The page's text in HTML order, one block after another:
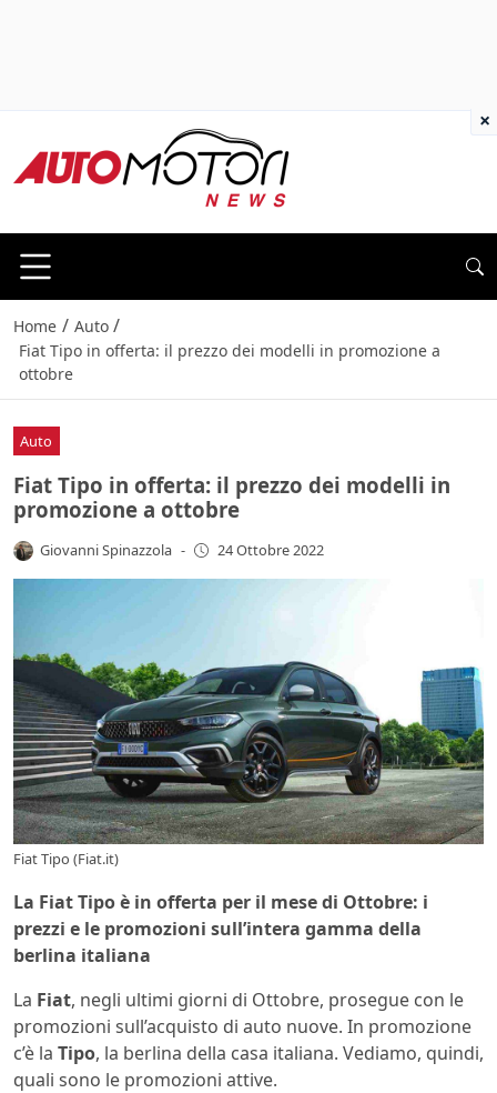
Home / Auto /
Fiat Tipo in offerta: il prezzo dei modelli in promozione a
ottobre
Auto
Fiat Tipo in offerta: il prezzo dei modelli in
promozione a ottobre
Giovanni Spinazzola - 24 Ottobre 2022
Fiat Tipo (Fiat.it)
La Fiat Tipo è in offerta per il mese di Ottobre: i
prezzi e le promozioni sull’intera gamma della
berlina italiana
La Fiat, negli ultimi giorni di Ottobre, prosegue con le
promozioni sull’acquisto di auto nuove. In promozione
c’è la Tipo, la berlina della casa italiana. Vediamo, quindi,
quali sono le promozioni attive.
×